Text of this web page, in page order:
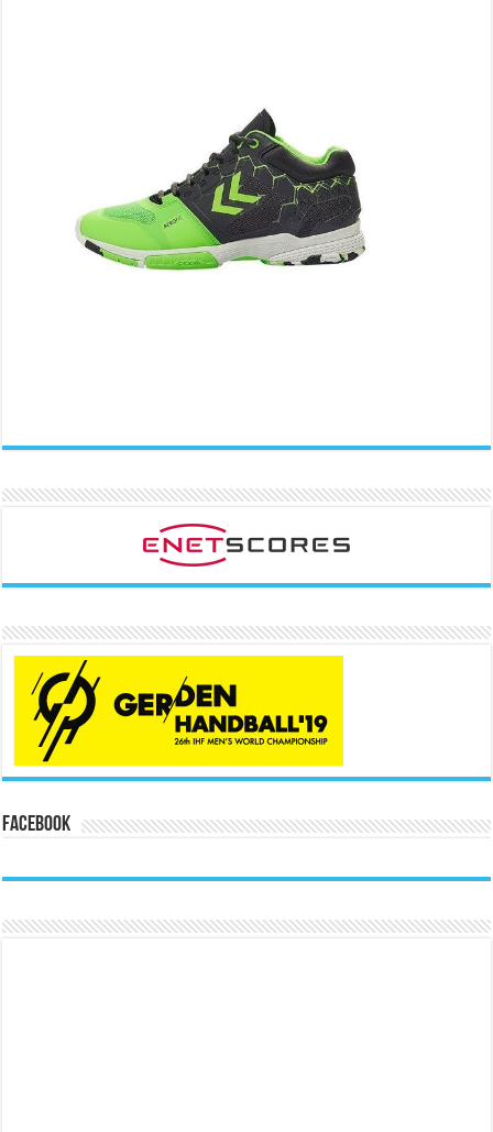
Facebook